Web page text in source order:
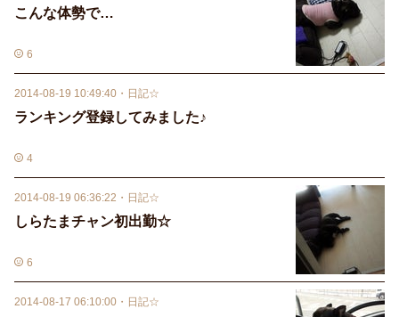
こんな体勢で…
6
2014-08-19 10:49:40 ・ 日記☆
ランキング登録してみました♪
4
2014-08-19 06:36:22 ・ 日記☆
しらたまチャン初出勤☆
6
2014-08-17 06:10:00 ・ 日記☆